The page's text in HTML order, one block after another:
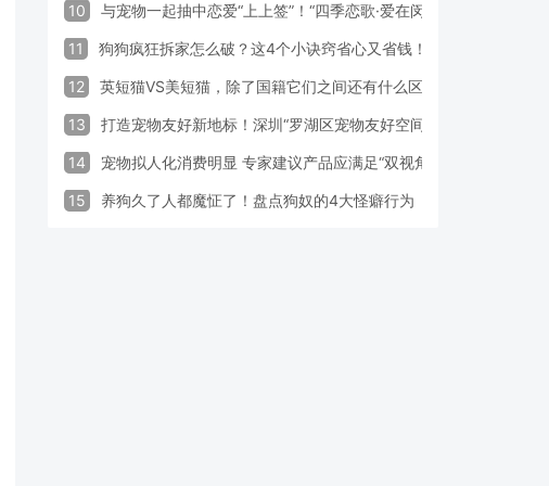
10 与宠物一起抽中恋爱“上上签”！“四季恋歌·爱在闵行”携宠交友引领
11 狗狗疯狂拆家怎么破？这4个小诀窍省心又省钱！
12 英短猫VS美短猫，除了国籍它们之间还有什么区别？
13 打造宠物友好新地标！深圳“罗湖区宠物友好空间活动周”启动
14 宠物拟人化消费明显 专家建议产品应满足“双视角需求”
15 养狗久了人都魔怔了！盘点狗奴的4大怪癖行为